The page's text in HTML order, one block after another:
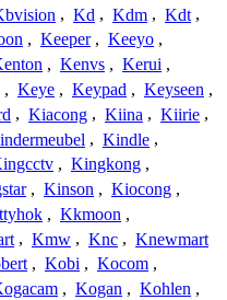
, Kd , Kdm , Kdt ,
, Keeper , Keeyo ,
, Kenvs , Kerui ,
, Keye , Keypad , Keyseen ,
, Kiacong , Kiina , Kiirie ,
, Kindle ,
, Kingkong ,
, Kinson , Kiocong ,
, Kkmoon ,
, Kmw , Knc , Knewmart
, Kobi , Kocom ,
, Kogan , Kohlen ,